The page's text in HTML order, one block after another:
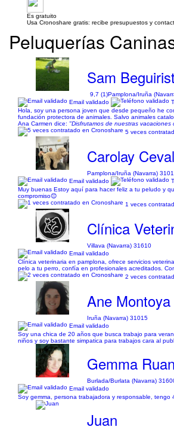
Es gratuito
Usa Cronoshare gratis: recibe presupuestos y
Peluquerías
Sam
9,7 (1)Pamplona/Iruña
Email validado
Hola, soy una persona joven que desde pequeño he
fundación protectora de animales. Salvo animales
Ana Carmen dice: "Disfrutamos de nuestras
5 veces
Carolay
Pamplona/Iruña (Navarra)
Email validado
Muy buenas Estoy aquí para hacer feliz a tu peludo y
compromiso😊
1 veces
Clínica
Villava (Navarra) 31610
Email validado
Clínica veterinaria en pamplona, ofrece servicios
pelo a tu perro, confía en profesionales acreditados.
2 veces
Ane Montoya
Iruña (Navarra) 31015
Email validado
Soy una chica de 20 años que busca trabajo para
niños y soy bastante simpatica para trabajos cara al
Gemma
Burlada/Burlata (Navarra)
Email validado
Soy gemma, persona trabajadora y responsable, tengo
Juan